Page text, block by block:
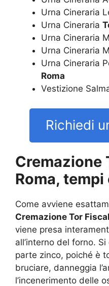
Urna Cineraria
Urna Cineraria
Urna Cineraria
Urna Cineraria
Urna Cineraria
Roma
Vestizione
Richiedi
Cremazione
Roma,
Come avviene
Cremazione Tor
viene presa
all’interno del forno.
parte zinco, poiché è
bruciare, danneggia
l’incenerimento delle